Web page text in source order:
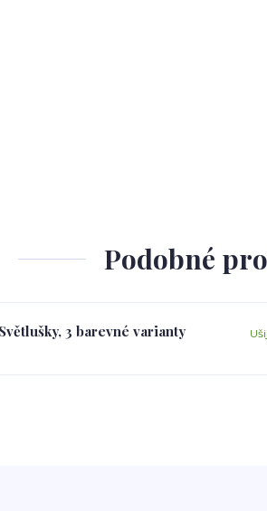
Podobné
3 barevné varianty